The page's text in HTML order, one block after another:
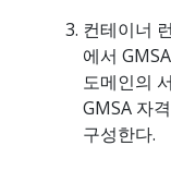
컨테이너
에서
도메인의
GMSA 자
구성한다.